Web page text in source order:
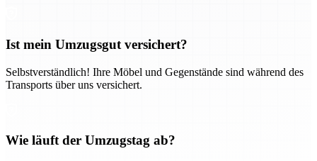
Ist mein Umzugsgut versichert?
Selbstverständlich! Ihre Möbel und Gegenstände sind während des
Transports über uns versichert.
Wie läuft der Umzugstag ab?